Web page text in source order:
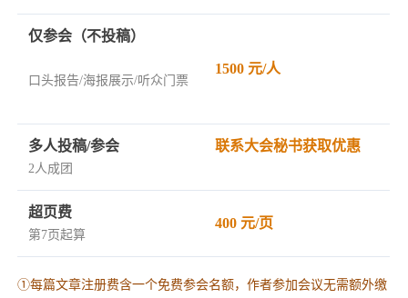
仅参会（不投稿）
口头报告/海报展示/听众门票
1500 元/人
多人投稿/参会
2人成团
联系大会秘书获取优惠
超页费
第7页起算
400 元/页
①每篇文章注册费含一个免费参会名额，作者参加会议无需额外缴